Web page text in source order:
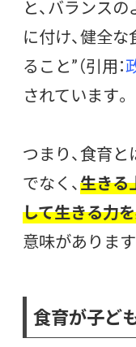
と、バランス
に付け、健全
ること”（引用：
されています。
つまり、食育
でなく、生きる
して生きる力
意味があります
食育が子ど